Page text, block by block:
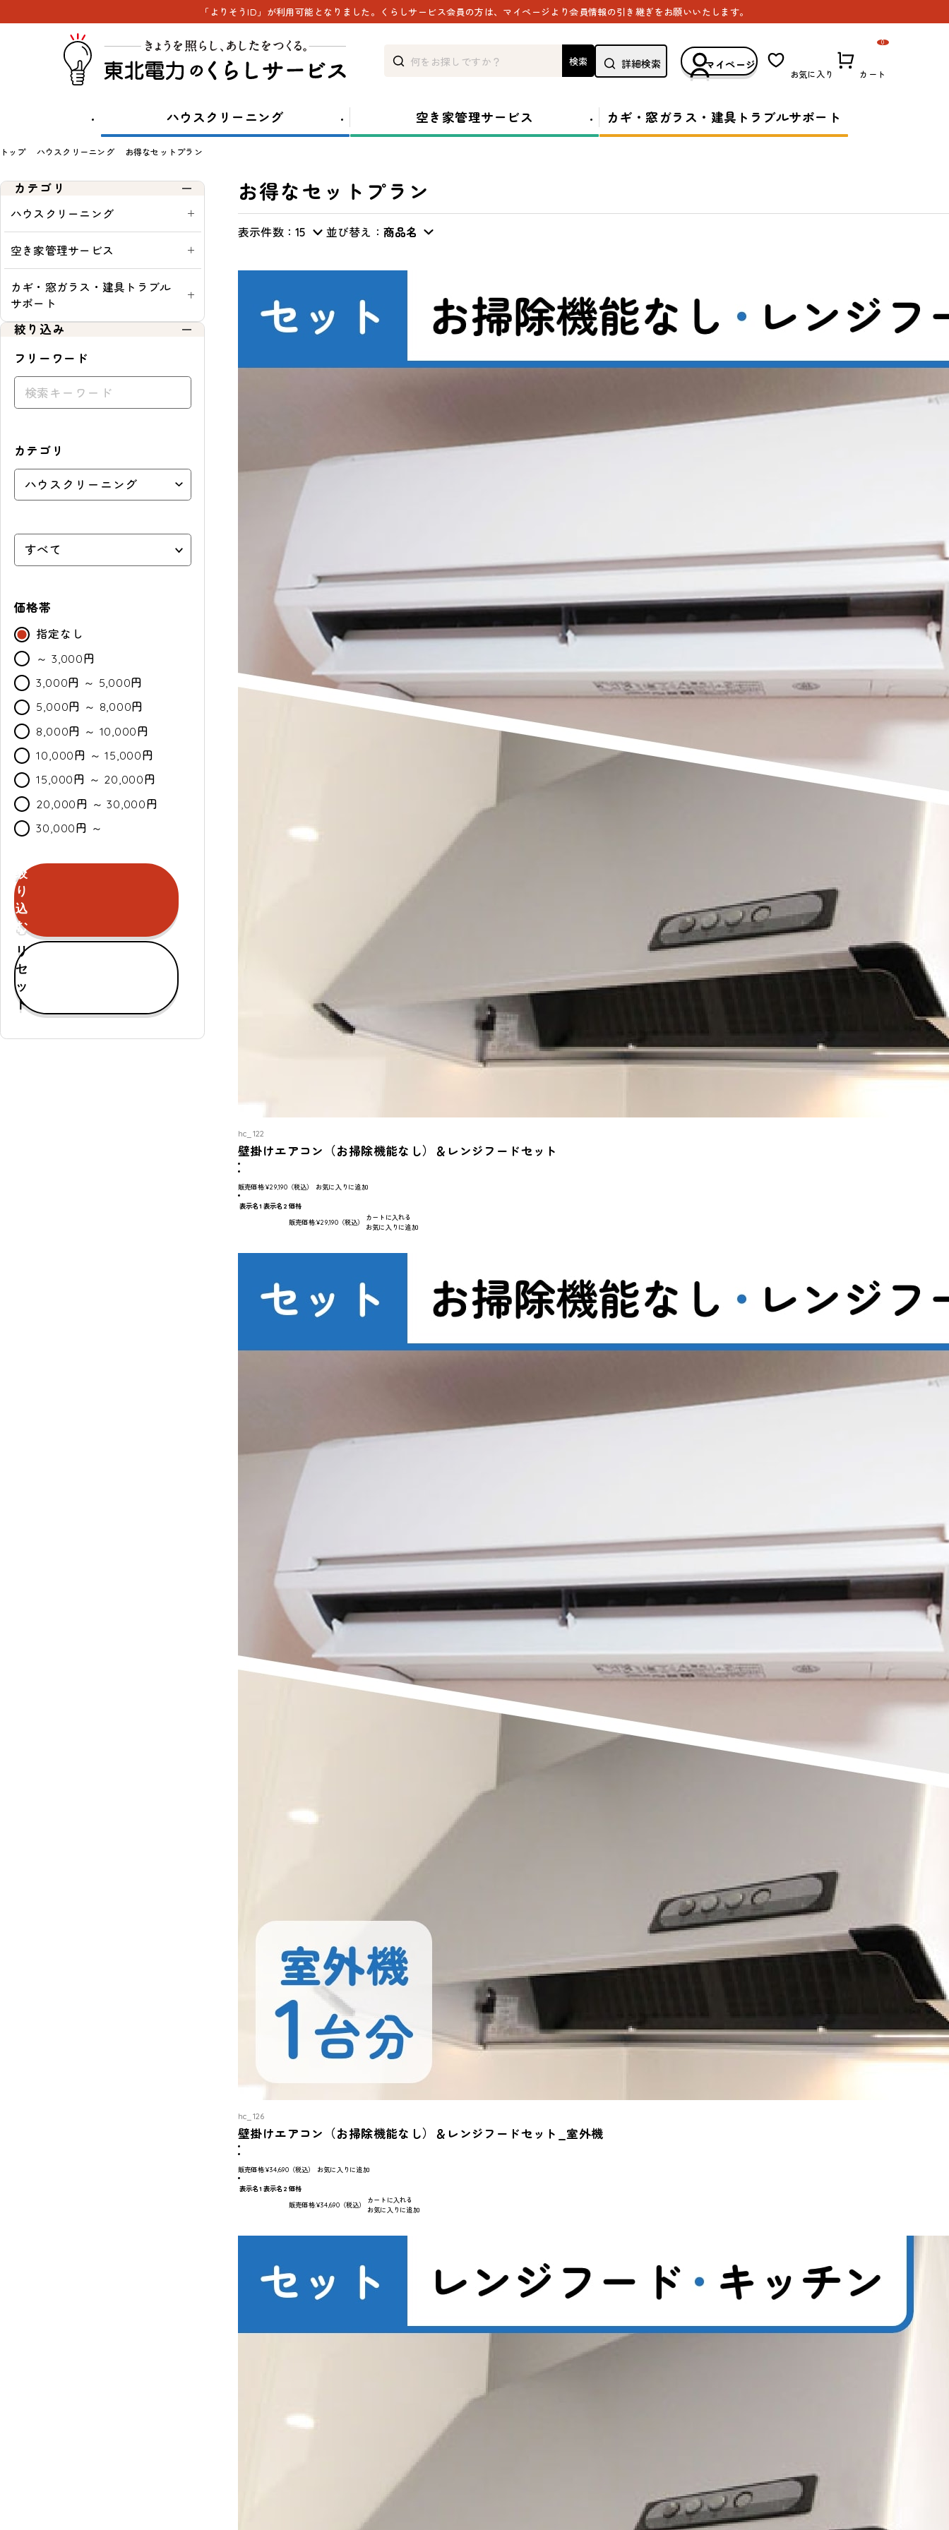
「よりそうID」が利用可能となりました。くらしサービス会員の方は、マイページより会員情報の引き継ぎをお願いいたします。
検索 詳細検索 マイページ
お気に入り カート
0
ハウスクリーニング 空き家管理サービス カギ・窓ガラス・建具トラブルサポート
トップ ハウスクリーニング お得なセットプラン
カテゴリ
ハウスクリーニング
空き家管理サービス
カギ・窓ガラス・建具トラブル
サポート
絞り込み
フリーワード
カテゴリ
価格帯
指定なし
～ 3,000円
3,000円 ～ 5,000円
5,000円 ～ 8,000円
8,000円 ～ 10,000円
10,000円 ～ 15,000円
15,000円 ～ 20,000円
20,000円 ～ 30,000円
30,000円 ～
カ
ラ
ー
通
常・
定
期
表
セ
ー
ル
セールのみ対象
絞
り
込
む
リ
セ
ッ
ト
お得なセットプラン
表示件数：15 並び替え： 商品名
表一
通
通
能
hc_122
壁掛けエアコン（お掃除機能なし）＆レンジフードセット
販売価格:¥29,190（税込） お気に入りに追加
表示名1 表示名2 価格
販売価格:¥29,190（税込）
カートに入れる
お気に入りに追加
hc_126
壁掛けエアコン（お掃除機能なし）＆レンジフードセット_室外機
販売価格:¥34,690（税込） お気に入りに追加
表示名1 表示名2 価格
販売価格:¥34,690（税込）
カートに入れる
お気に入りに追加